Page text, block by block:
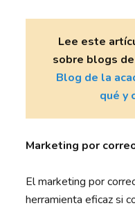
Lee este
sobre blogs
Blog de la
qué y
Marketing por
El marketing por
herramienta eficaz si